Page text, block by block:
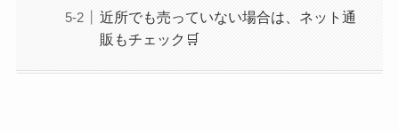
近所でも売っていない場合は、ネット通
販もチェック🛒